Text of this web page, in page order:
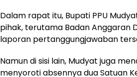
Dalam rapat itu, Bupati PPU
pihak, terutama Badan Anggaran
laporan pertanggungjawaban
Namun di sisi lain, Mudyat juga
menyoroti absennya dua Satuan